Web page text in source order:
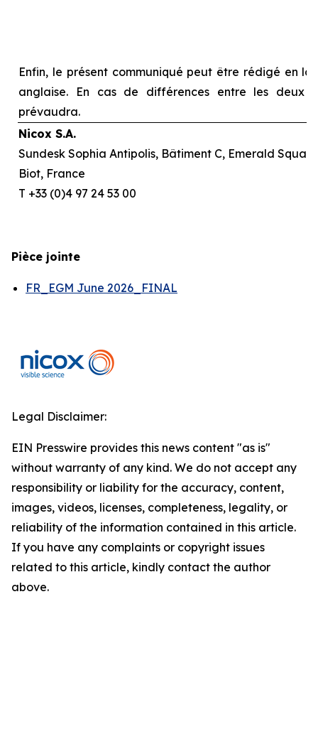
Enfin, le présent communiqué peut être rédigé en
anglaise. En cas de différences entre les deux
prévaudra.
Nicox S.A.
Sundesk Sophia Antipolis, Bâtiment C, Emerald
Biot, France
T +33 (0)4 97 24 53 00
Pièce jointe
FR_EGM June 2026_FINAL
Legal Disclaimer:
EIN Presswire provides this news content "as is"
without warranty of any kind. We do not accept any
responsibility or liability for the accuracy, content,
images, videos, licenses, completeness, legality, or
reliability of the information contained in this article.
If you have any complaints or copyright issues
related to this article, kindly contact the author
above.